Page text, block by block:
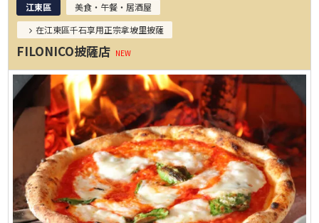
江東區
美食・午餐・居酒屋
在江東區千石享用正宗拿坡里披薩
FILONICO披薩店 NEW